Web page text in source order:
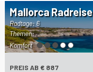
Mallorca Radreise
Radtage: 6
Themen:
Komfort
PREIS AB € 887